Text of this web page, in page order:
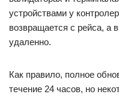
устройствами у
возвращается с рейса, а
удаленно.
Как правило, полное
течение 24 часов, но